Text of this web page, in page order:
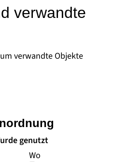
verwandte
verwandte Objekte
genutzt
Wo